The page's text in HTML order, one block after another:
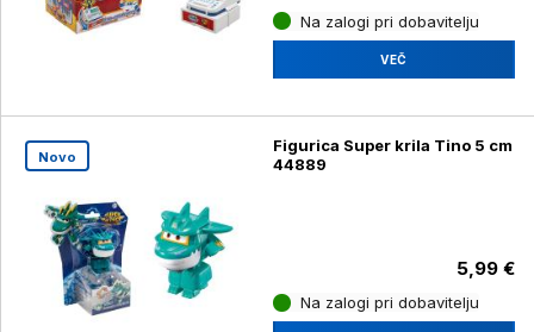
Na zalogi pri dobavitelju
VEČ
Novo
Figurica Super krila Tino 5 cm
44889
5,99 €
Na zalogi pri dobavitelju